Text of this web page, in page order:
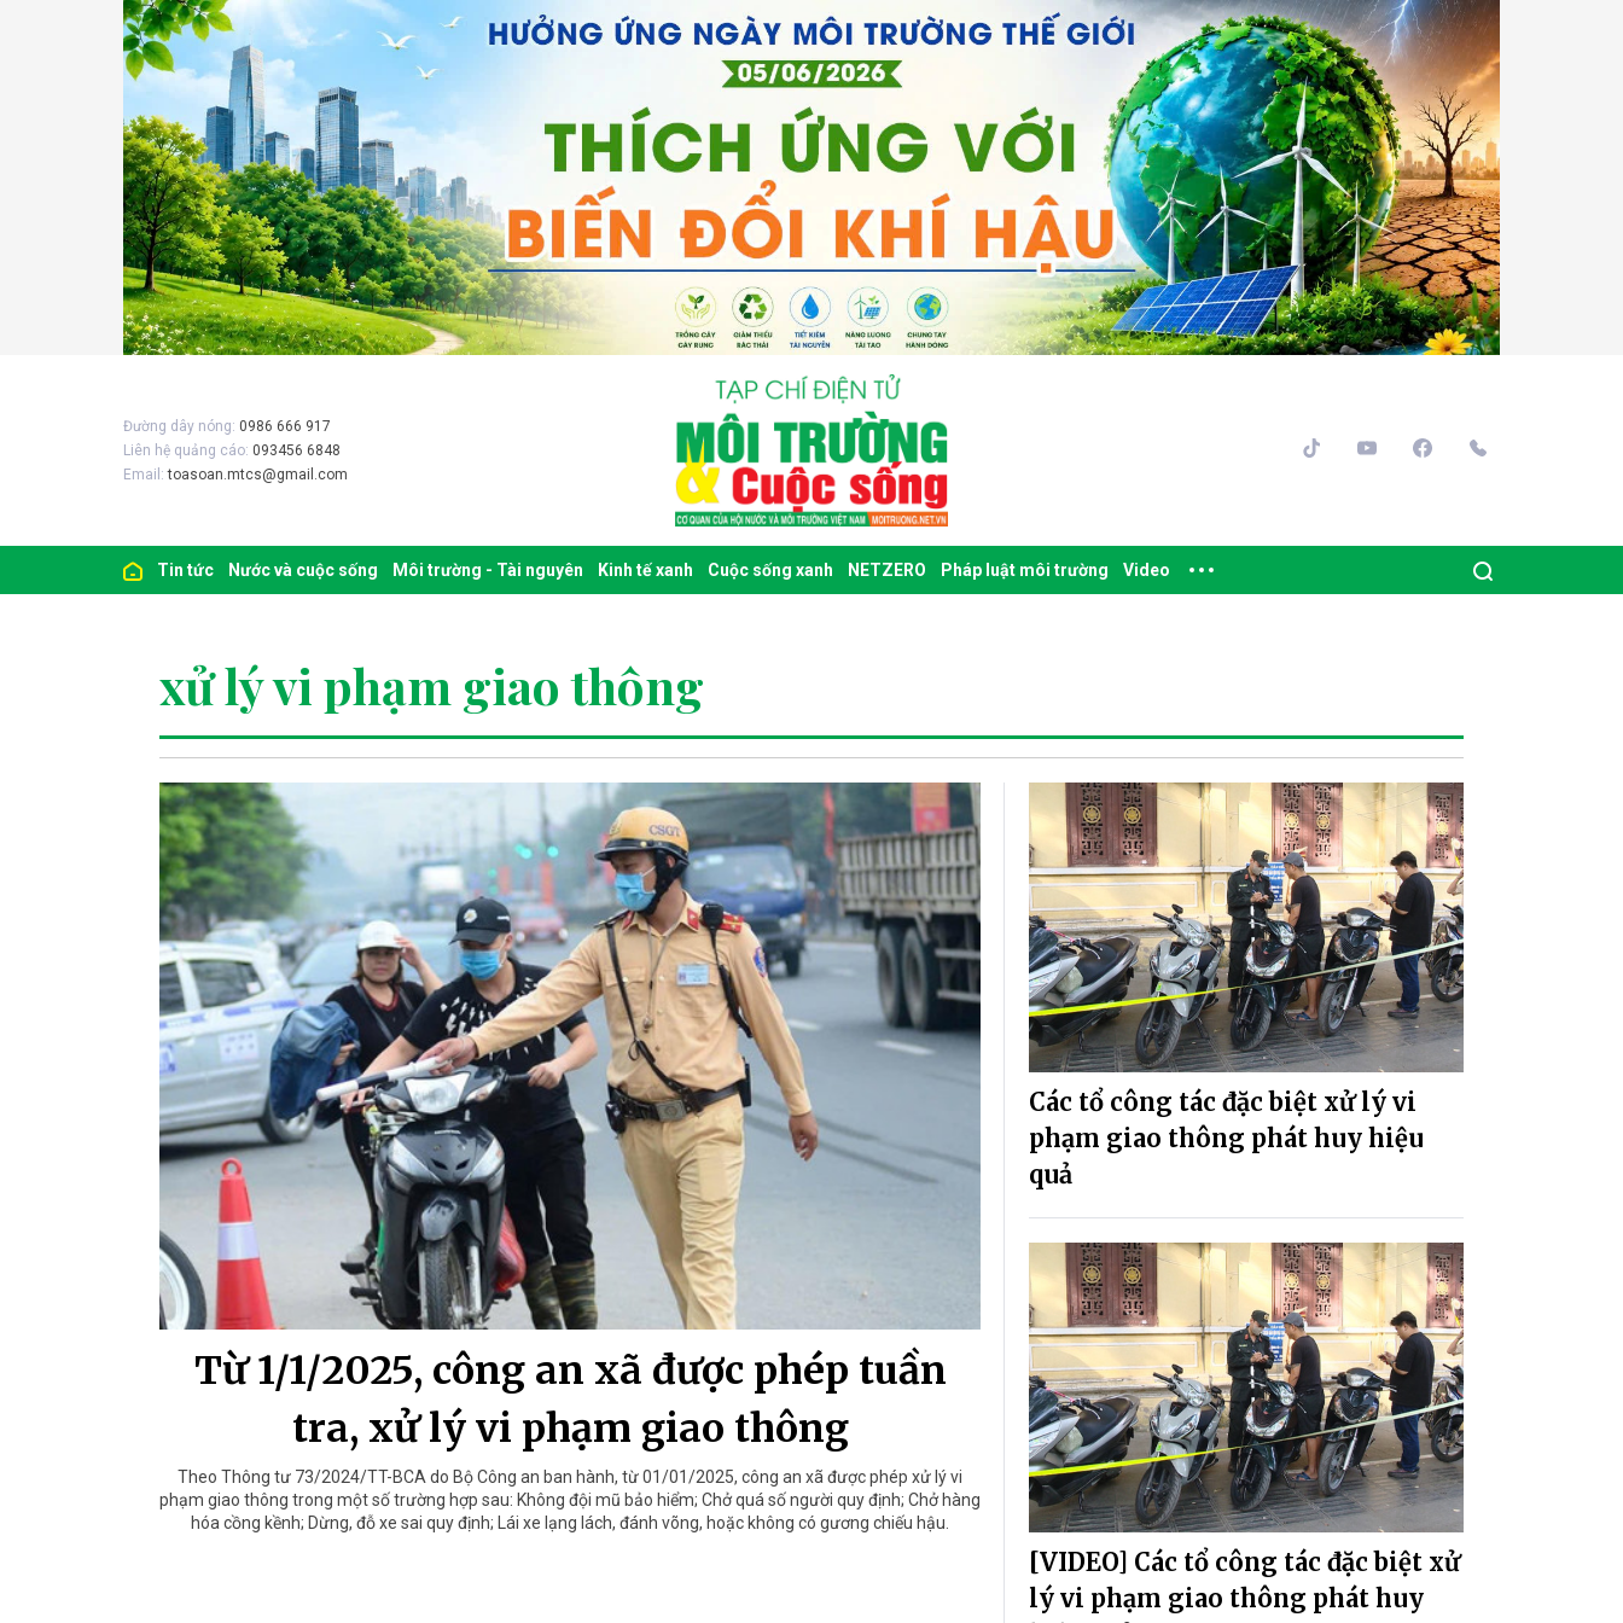
Đường dây nóng: 0986 666 917
Liên hệ quảng cáo: 093456 6848
Email:toasoan.mtcs@gmail.com
Tin tức Nước và cuộc sống Môi trường - Tài nguyên Kinh tế xanh Cuộc sống xanh NETZERO Pháp luật môi trường Video
xử lý vi phạm giao thông
Từ 1/1/2025, công an xã được phép tuần
tra, xử lý vi phạm giao thông
Theo Thông tư 73/2024/TT-BCA do Bộ Công an ban hành, từ 01/01/2025, công an xã được phép xử lý vi
phạm giao thông trong một số trường hợp sau: Không đội mũ bảo hiểm; Chở quá số người quy định; Chở hàng
hóa cồng kềnh; Dừng, đỗ xe sai quy định; Lái xe lạng lách, đánh võng, hoặc không có gương chiếu hậu.
Các tổ công tác đặc biệt xử lý vi
phạm giao thông phát huy hiệu
quả
[VIDEO] Các tổ công tác đặc biệt xử
lý vi phạm giao thông phát huy